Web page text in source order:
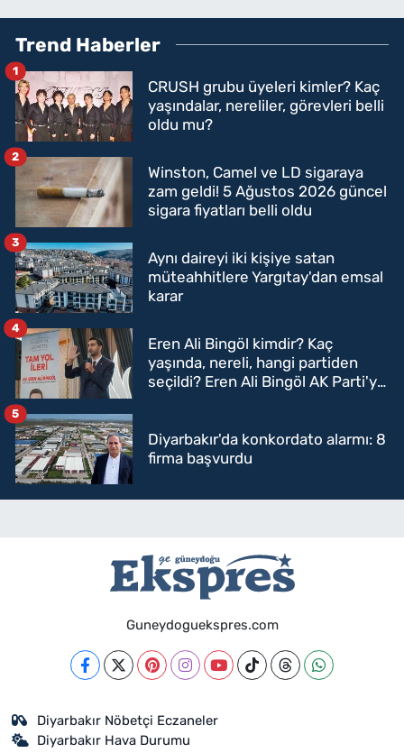
Trend Haberler
CRUSH grubu üyeleri kimler? Kaç
yaşındalar, nereliler, görevleri belli
oldu mu?
1
Winston, Camel ve LD sigaraya
zam geldi! 5 Ağustos 2026 güncel
sigara fiyatları belli oldu
2
Aynı daireyi iki kişiye satan
müteahhitlere Yargıtay'dan emsal
karar
3
Eren Ali Bingöl kimdir? Kaç
yaşında, nereli, hangi partiden
seçildi? Eren Ali Bingöl AK Parti'ye
4
Diyarbakır'da konkordato alarmı: 8
firma başvurdu
5
Guneydoguekspres.com
Diyarbakır Nöbetçi Eczaneler
Diyarbakır Hava Durumu